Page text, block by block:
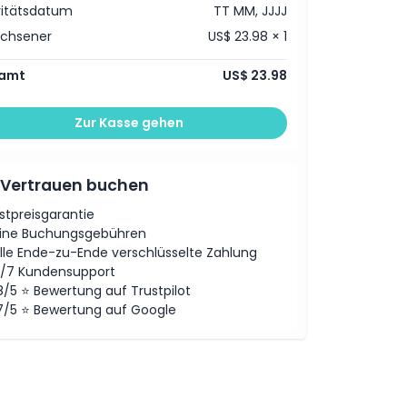
TT MM, JJJJ
US$ 23.98 × 1
US$ 23.98
Zur Kasse gehen
buchen
Buchungsgebühren
Ende-zu-Ende verschlüsselte Zahlung
7 Kundensupport
5 ⭐ Bewertung auf Trustpilot
5 ⭐ Bewertung auf Google